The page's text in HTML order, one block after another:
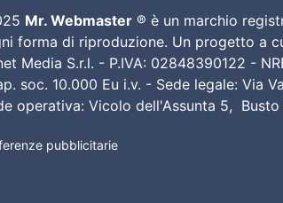
Mr. Webmaster® è un marchio
forma di riproduzione. Un progetto a
Media S.r.l. - P.IVA: 02848390122 -
soc. 10.000 Eu i.v. - Sede legale: Via
operativa: Vicolo dell'Assunta 5, Busto
pubblicitarie